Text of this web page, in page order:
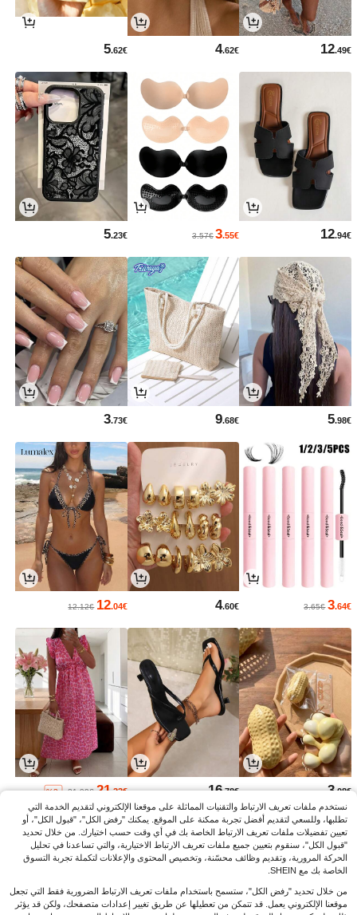
12.49€
4.62€
5.62€
12.94€
3.55€
3.57€
5.23€
5.98€
9.68€
3.73€
3.64€
3.65€
4.60€
12.04€
12.12€
3.08€
16.78€
21.23€
21.99€
%3-
نستخدم ملفات تعريف الارتباط والتقنيات المماثلة على موقعنا الإلكتروني لتقديم الخدمة التي
تطلبها، وللسعي لتقديم أفضل تجربة ممكنة على الموقع. يمكنك "رفض الكل"، "قبول الكل"، أو
تعيين تفضيلات ملفات تعريف الارتباط الخاصة بك في أي وقت حسب اختيارك. من خلال تحديد
"قبول الكل"، سنقوم بتعيين جميع ملفات تعريف الارتباط الاختيارية، والتي تساعدنا في تحليل
الحركة المرورية، وتقديم وظائف محسّنة، وتخصيص المحتوى والإعلانات لتكملة تجربة التسوق
الخاصة بك مع SHEIN.
من خلال تحديد "رفض الكل"، ستسمح باستخدام ملفات تعريف الارتباط الضرورية فقط التي تجعل
موقعنا الإلكتروني يعمل. قد تتمكن من تعطيلها عن طريق تغيير إعدادات متصفحك، ولكن قد يؤثر